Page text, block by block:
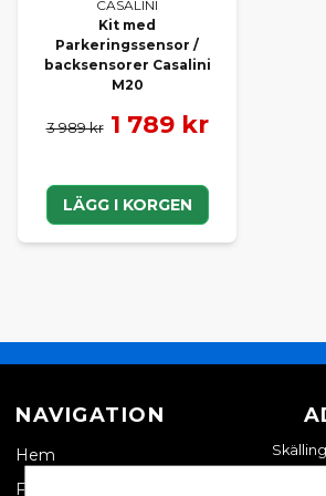
Om du inte hittar den specifika
webbutiken är du alltid varmt välkommen
hjälper dig gärna att kontrollera
rätt originaldel till din mopedbil, så att du
CASALINI
Kit med
Parkeringssensor /
backsensorer Casalini
M20
3 989 kr 1 789 kr
LÄGG I KORGEN
NAVIGATION
Hem
Företagskund